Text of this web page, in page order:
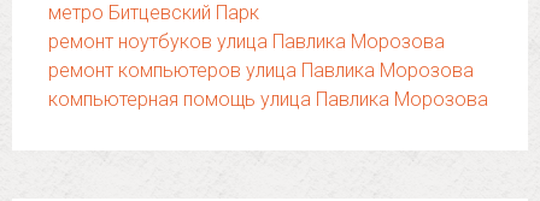
метро Битцевский Парк
ремонт ноутбуков улица Павлика Морозова
ремонт компьютеров улица Павлика Морозова
компьютерная помощь улица Павлика Морозова